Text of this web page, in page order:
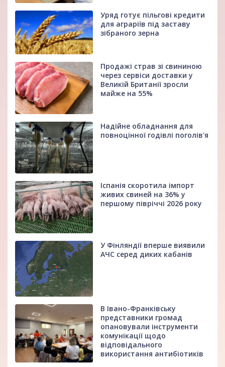
Уряд готує пільгові кредити
для аграріїв під заставу
зібраного зерна
Продажі страв зі свининою
через сервіси доставки у
Великій Британії зросли
майже на 55%
Надійне обладнання для
повноцінної годівлі поголів'я
Іспанія скоротила імпорт
живих свиней на 36% у
першому півріччі 2026 року
У Фінляндії вперше виявили
АЧС серед диких кабанів
В Івано-Франківську
представники громад
опановували інструменти
комунікації щодо
відповідального
використання антибіотиків